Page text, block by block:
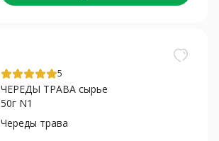
5
ЧЕРЕДЫ ТРАВА сырье
50г N1
Череды трава